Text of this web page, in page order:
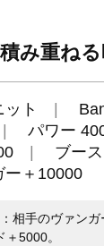
積み重ねる
ット
パワー
ブース
ー＋10000
：相手のヴァン
5000。